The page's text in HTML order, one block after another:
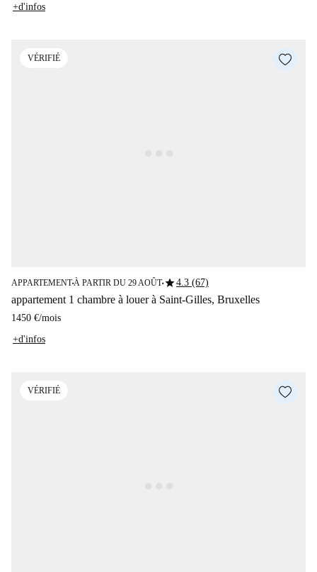
+d'infos
VÉRIFIÉ
APPARTEMENT■À PARTIR DU 29 AOÛT■star4.3 (67)
appartement 1 chambre à louer à Saint-Gilles, Bruxelles
1450 €/mois
+d'infos
VÉRIFIÉ